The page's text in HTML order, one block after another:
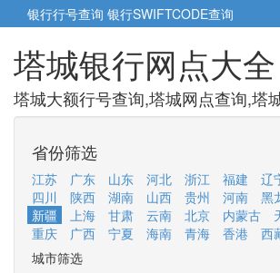
银行行号查询 银行SWIFTCODE查询
塔城银行网点大全
塔城大额行号查询,塔城网点查询,塔
省份筛选
江苏 广东 山东 河北 浙江 福建 辽
四川
陕西 湖南 山西 贵州 河南 黑
新疆
上海 甘肃 云南 北京 内蒙古
重庆
广西 宁夏 海南 青海 香港 西
城市筛选